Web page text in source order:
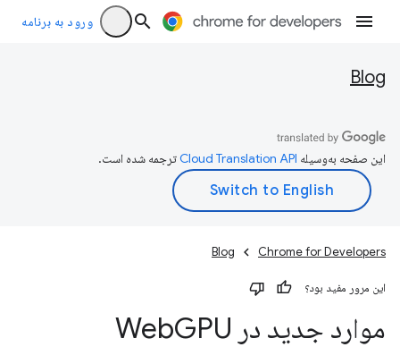
ورود به برنامه
Blog
این صفحه به‌وسیله ترجمه شده است.
Chrome for Developers
Blog
این مرور مفید بود؟
موارد جدید در Web GPU